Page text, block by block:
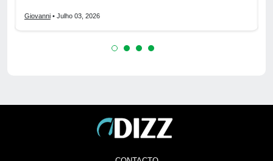
Giovanni • Julho 03, 2026